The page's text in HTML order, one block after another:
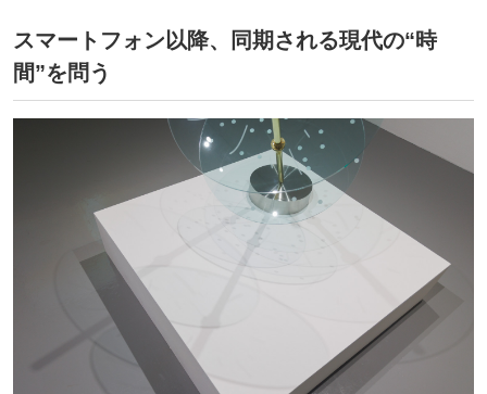
スマートフォン以降、同期される現代の“時
間”を問う